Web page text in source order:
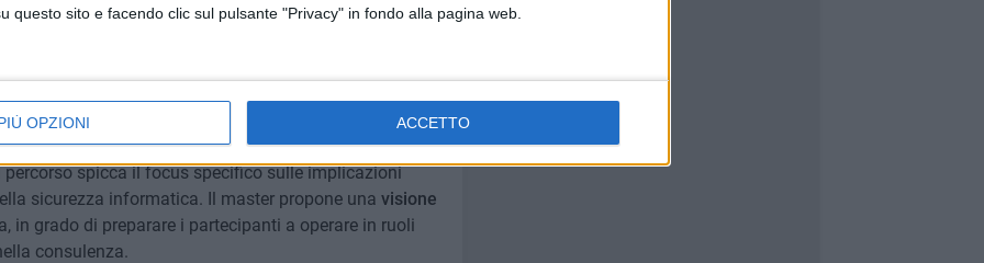
questo sito e facendo clic sul pulsante "Privacy" in fondo alla pagina web.
OPZIONI ACCETTO
spendibili persino nei contesti lavorativi già
questa esigenza.
spicca il focus specifico sulle implicazioni
sicurezza informatica. Il master propone una visione
in grado di preparare i partecipanti a operare in ruoli
consulenza.